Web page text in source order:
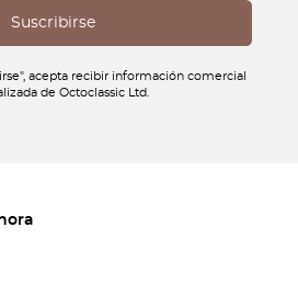
acepta recibir información comercial
de Octoclassic Ltd.